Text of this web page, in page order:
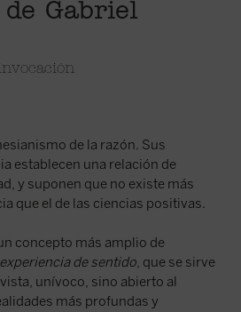
Gabriel
de la razón. Sus
establecen una relación de
y suponen que no existe más
que el de las ciencias positivas.
concepto más amplio de
experiencia de sentido, que se sirve
unívoco, sino abierto al
más profundas y